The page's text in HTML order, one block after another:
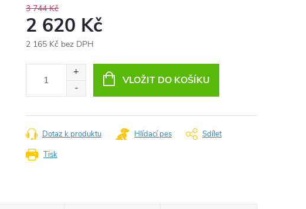
3 744 Kč
2 620 Kč
2 165 Kč bez DPH
VLOŽIT DO KOŠÍKU
Tisk
Dotaz k produktu Hlídací pes Sdílet